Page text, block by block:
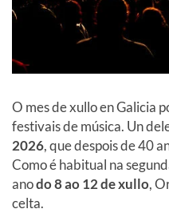
O mes de xullo en Galicia
festivais de música. Un
2026, que despois de40
Como é habitual na
anodo8 ao 12de xullo,
celta.